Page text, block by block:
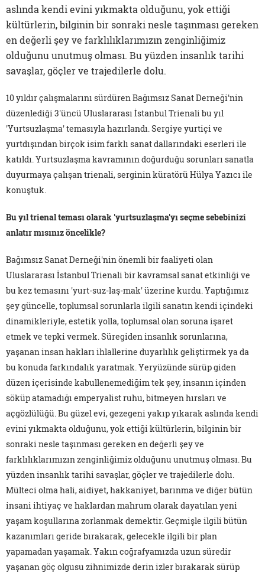
aslında kendi evini yıkmakta olduğunu, yok ettiği
kültürlerin, bilginin bir sonraki nesle taşınması gereken
en değerli şey ve farklılıklarımızın zenginliğimiz
olduğunu unutmuş olması. Bu yüzden insanlık tarihi
savaşlar, göçler ve trajedilerle dolu.
10 yıldır çalışmalarını sürdüren Bağımsız Sanat Derneği'nin
düzenlediği 3'üncü Uluslararası İstanbul Trienali bu yıl
'Yurtsuzlaşma' temasıyla hazırlandı. Sergiye yurtiçi ve
yurtdışından birçok isim farklı sanat dallarındaki eserleri ile
katıldı. Yurtsuzlaşma kavramının doğurduğu sorunları sanatla
duyurmaya çalışan trienali, serginin küratörü Hülya Yazıcı ile
konuştuk.
Bu yıl trienal teması olarak 'yurtsuzlaşma'yı seçme sebebinizi
anlatır mısınız öncelikle?
Bağımsız Sanat Derneği'nin önemli bir faaliyeti olan
Uluslararası İstanbul Trienali bir kavramsal sanat etkinliği ve
bu kez temasını 'yurt-suz-laş-mak' üzerine kurdu. Yaptığımız
şey güncelle, toplumsal sorunlarla ilgili sanatın kendi içindeki
dinamikleriyle, estetik yolla, toplumsal olan soruna işaret
etmek ve tepki vermek. Süregiden insanlık sorunlarına,
yaşanan insan hakları ihlallerine duyarlılık geliştirmek ya da
bu konuda farkındalık yaratmak. Yeryüzünde sürüp giden
düzen içerisinde kabullenemediğim tek şey, insanın içinden
söküp atamadığı emperyalist ruhu, bitmeyen hırsları ve
açgözlülüğü. Bu güzel evi, gezegeni yakıp yıkarak aslında kendi
evini yıkmakta olduğunu, yok ettiği kültürlerin, bilginin bir
sonraki nesle taşınması gereken en değerli şey ve
farklılıklarımızın zenginliğimiz olduğunu unutmuş olması. Bu
yüzden insanlık tarihi savaşlar, göçler ve trajedilerle dolu.
Mülteci olma hali, aidiyet, hakkaniyet, barınma ve diğer bütün
insani ihtiyaç ve haklardan mahrum olarak dayatılan yeni
yaşam koşullarına zorlanmak demektir. Geçmişle ilgili bütün
kazanımları geride bırakarak, gelecekle ilgili bir plan
yapamadan yaşamak. Yakın coğrafyamızda uzun süredir
yaşanan göç olgusu zihnimizde derin izler bırakarak sürüp